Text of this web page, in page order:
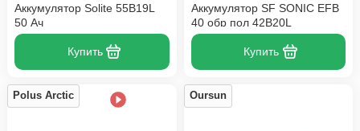
Аккумулятор Solite 55B19L
50 Ач
Купить
Аккумулятор SF SONIC EFB
40 обр пол 42B20L
Купить
Polus Arctic Oursun